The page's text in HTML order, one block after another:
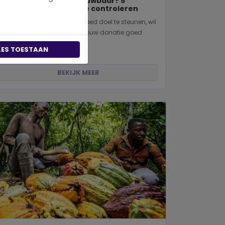
manieren om dit zelf te controleren
Wanneer je besluit om een goed doel te steunen, wil
je natuurlijk zeker weten dat jouw donatie goed
Of je nu een...
BEKIJK MEER
TOESTAAN